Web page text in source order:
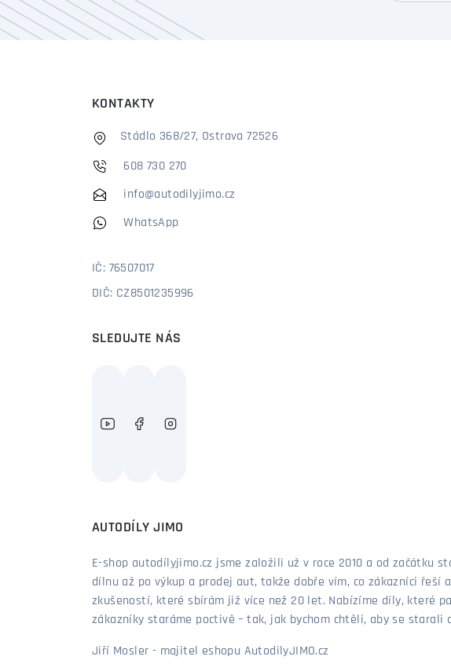
KONTAKTY
Stádlo 368/27, Ostrava 72526
608 730 270
info@autodilyjimo.cz
WhatsApp
IČ: 76507017
DIČ: CZ8501235996
SLEDUJTE NÁS
AUTODÍLY JIMO
E-shop autodílyjimo.cz jsme založili už v roce 2010 a od začátku
dílnu až po výkup a prodej aut, takže dobře vím, co zákazníci
zkušeností, které sbírám již více než 20 let. Nabízíme díly, které
zákazníky staráme poctivě – tak, jak bychom chtěli, aby se starali
Jiří Mosler - majitel eshopu AutodilyJIMO.cz